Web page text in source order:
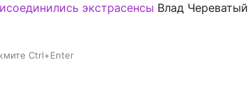
экстрасенсы Влад Череватый
Ctrl+Enter